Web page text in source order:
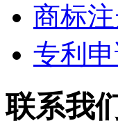
商标
专利
联系我